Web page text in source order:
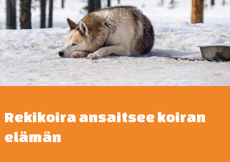
Rekikoira ansaitsee koiran
elämän